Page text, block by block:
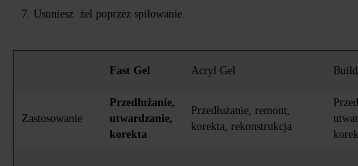
Usuniesz żel poprzez spiłowanie.
Fast Gel Acryl Gel
Zastosowanie
Przedłużanie,
utwardzanie,
korekta
Przedłużanie, remont,
korekta, rekonstrukcja